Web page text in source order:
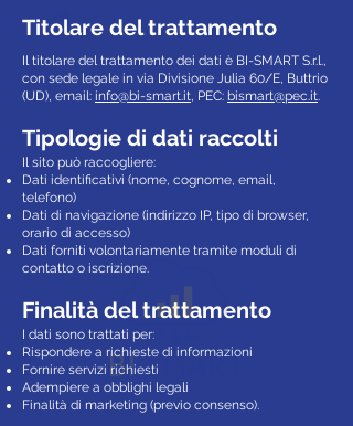
Titolare del trattamento
Il titolare del trattamento dei dati è BI-SMART S.r.l.,
con sede legale in via Divisione Julia 60/E, Buttrio
(UD), email: info@bi-smart.it, PEC: bismart@pec.it.
Tipologie di dati raccolti
Il sito può raccogliere:
Dati identificativi (nome, cognome, email,
telefono)
Dati di navigazione (indirizzo IP, tipo di browser,
orario di accesso)
Dati forniti volontariamente tramite moduli di
contatto o iscrizione.
Finalità del trattamento
I dati sono trattati per:
Rispondere a richieste di informazioni
Fornire servizi richiesti
Adempiere a obblighi legali
Finalità di marketing (previo consenso).